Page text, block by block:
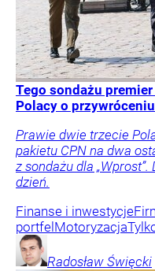
Tego sondażu
Polacy o przywróceniu
Prawie dwie trzecie
pakietu CPN na dwa
z sondażu dla
dzień.
Finanse i inwestycje
portfel Motoryzacja
Radosław Święcki